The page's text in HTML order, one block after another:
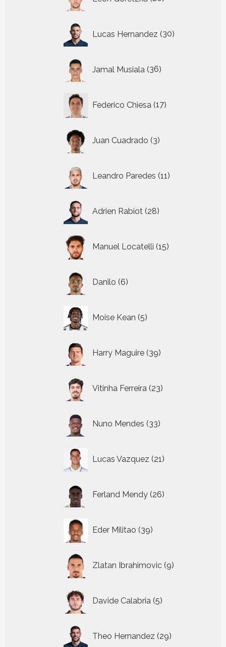
producten
Lucas Hernandez 30
producten
Jamal Musiala 36
producten
Federico Chiesa 17
producten
Juan Cuadrado 3
producten
Leandro Paredes 11
producten
Adrien Rabiot 28
producten
Manuel Locatelli 15
producten
Danilo 6
producten
Moise Kean 5
producten
Harry Maguire 39
producten
Vitinha Ferreira 23
producten
Nuno Mendes 33
producten
Lucas Vazquez 21
producten
Ferland Mendy 26
producten
Eder Militao 39
producten
Zlatan Ibrahimovic 9
producten
Davide Calabria 5
producten
Theo Hernandez 29
producten